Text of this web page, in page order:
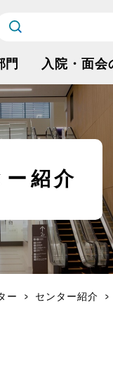
門 入院・面会
紹介
ー センター紹介